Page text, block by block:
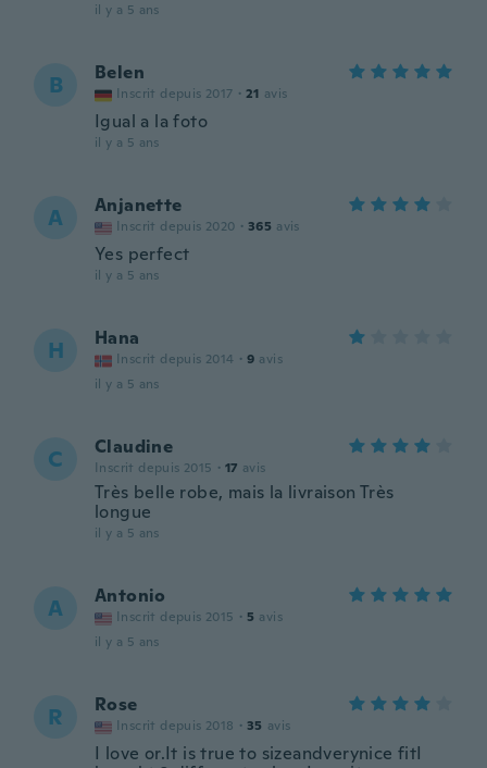
il y a 5 ans
B Belen
Inscrit depuis 2017 · 21 avis
Igual a la foto
il y a 5 ans
A Anjanette
Inscrit depuis 2020 · 365 avis
Yes perfect
il y a 5 ans
H Hana
Inscrit depuis 2014 · 9 avis
il y a 5 ans
C Claudine
Inscrit depuis 2015 · 17 avis
Très belle robe, mais la livraison Très
longue
il y a 5 ans
A Antonio
Inscrit depuis 2015 · 5 avis
il y a 5 ans
R Rose
Inscrit depuis 2018 · 35 avis
I love or.It is true to sizeandverynice fitI